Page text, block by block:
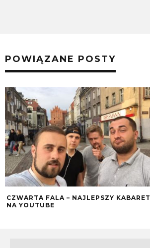
POWIĄZANE POSTY
CZWARTA FALA – NAJLEPSZY KABARET
NA YOUTUBE